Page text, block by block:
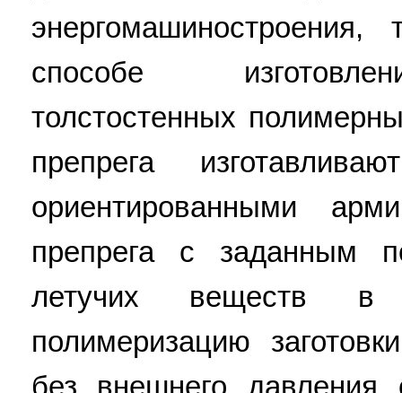
способе
толстостенных
препрега
ориентированными
препрега с заданным
летучих веществ в
полимеризацию
без внешнего давления